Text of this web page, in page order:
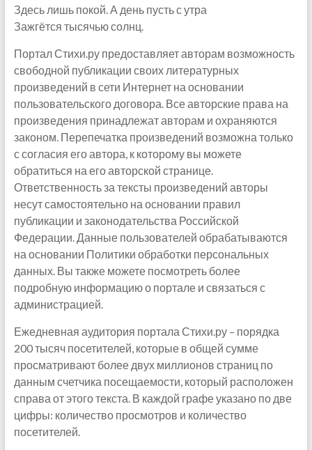
Здесь лишь покой. А день пусть с утра
Зажгётся тысячью солнц.
Портал Стихи.ру предоставляет авторам возможность
свободной публикации своих литературных
произведений в сети Интернет на основании
пользовательского договора. Все авторские права на
произведения принадлежат авторам и охраняются
законом. Перепечатка произведений возможна только
с согласия его автора, к которому вы можете
обратиться на его авторской странице.
Ответственность за тексты произведений авторы
несут самостоятельно на основании правил
публикации и законодательства Российской
Федерации. Данные пользователей обрабатываются
на основании Политики обработки персональных
данных. Вы также можете посмотреть более
подробную информацию о портале и связаться с
администрацией.
Ежедневная аудитория портала Стихи.ру – порядка
200 тысяч посетителей, которые в общей сумме
просматривают более двух миллионов страниц по
данным счетчика посещаемости, который расположен
справа от этого текста. В каждой графе указано по две
цифры: количество просмотров и количество
посетителей.